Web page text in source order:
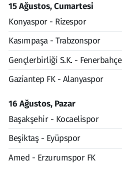
15 Ağustos, Cumartesi
Konyaspor - Rizespor
Kasımpaşa - Trabzonspor
Gençlerbirliği S.K. - Fenerbahçe
Gaziantep FK - Alanyaspor
16 Ağustos, Pazar
Başakşehir - Kocaelispor
Beşiktaş - Eyüpspor
Amed - Erzurumspor FK